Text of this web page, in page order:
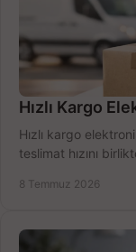
Hızlı Kargo
Hızlı kargo
teslimat hızını
8 Temmuz 2026